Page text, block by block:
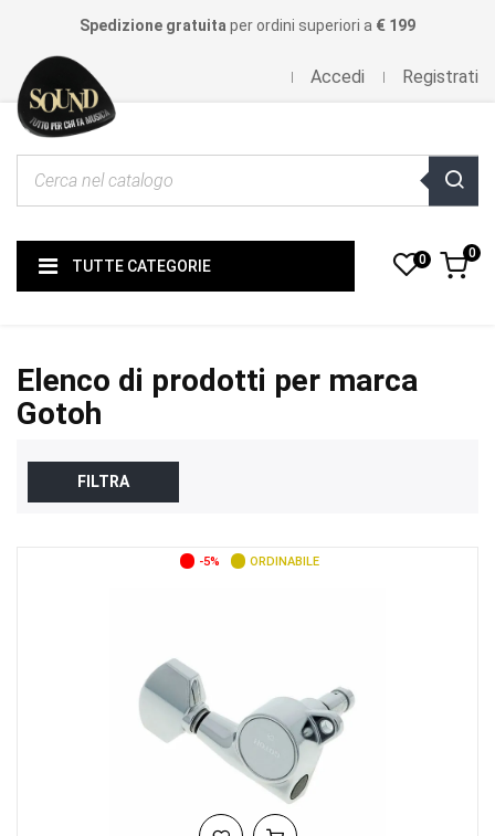
Spedizione gratuita per ordini superiori a € 199
Accedi Registrati
TUTTE CATEGORIE 0 0
Elenco di prodotti per marca
Gotoh
FILTRA
-5% ORDINABILE